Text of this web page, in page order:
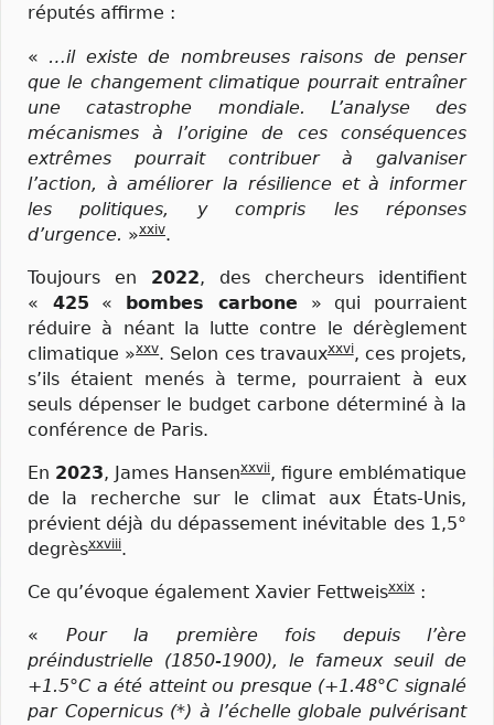
réputés affirme :
« …il existe de nombreuses raisons de penser
que le changement climatique pourrait entraîner
une catastrophe mondiale. L’analyse des
mécanismes à l’origine de ces conséquences
extrêmes pourrait contribuer à galvaniser
l’action, à améliorer la résilience et à informer
les politiques, y compris les réponses
d’urgence. »xxiv.
Toujours en 2022, des chercheurs identifient
« 425 « bombes carbone » qui pourraient
réduire à néant la lutte contre le dérèglement
climatique »xxv. Selon ces travauxxxvi, ces projets,
s’ils étaient menés à terme, pourraient à eux
seuls dépenser le budget carbone déterminé à la
conférence de Paris.
En 2023, James Hansenxxvii, figure emblématique
de la recherche sur le climat aux États-Unis,
prévient déjà du dépassement inévitable des 1,5°
degrèsxxviii.
Ce qu’évoque également Xavier Fettweisxxix :
« Pour la première fois depuis l’ère
préindustrielle (1850-1900), le fameux seuil de
+1.5°C a été atteint ou presque (+1.48°C signalé
par Copernicus (*) à l’échelle globale pulvérisant